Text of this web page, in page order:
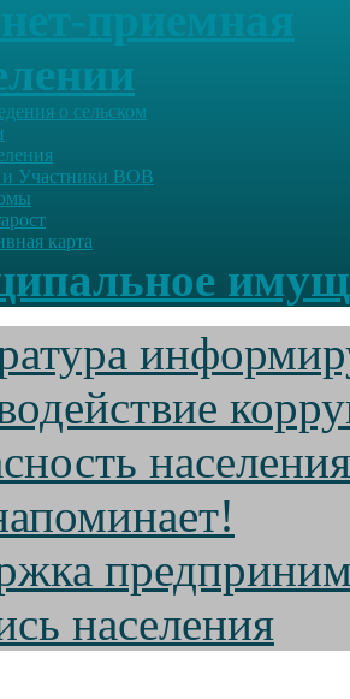
о сельском
и Участники ВОВ
карта
населения
населения